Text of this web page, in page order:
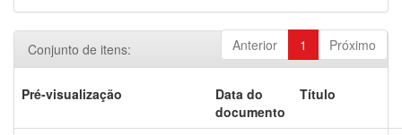
Anterior 1 Próximo
Conjunto de itens:
Pré-visualização
Data do
documento
Título